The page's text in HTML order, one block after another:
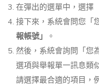
在彈出的選單中，選擇
接下來，系統會問您「
報帳號」
。
然後，系統會詢問「您
選項與舉報單一訊息類
請選擇最合適的項目，